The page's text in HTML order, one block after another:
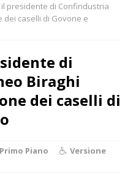
presidente di Confindustria
dei caselli di Govone e
di
Biraghi
dei caselli di
Primo Piano
Versione